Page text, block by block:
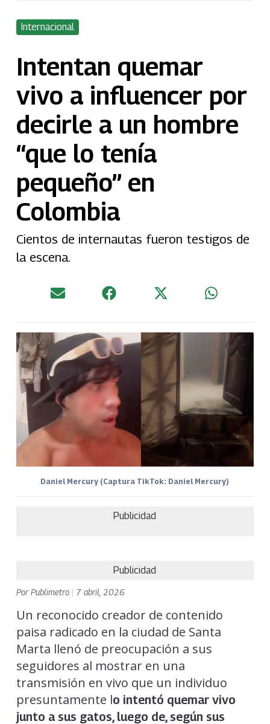
Internacional
Intentan quemar
vivo a influencer por
decirle a un hombre
“que lo tenía
pequeño” en
Colombia
Cientos de internautas fueron testigos de
la escena.
Daniel Mercury (Captura TikTok: Daniel Mercury)
Publicidad
Publicidad
PorPublimetro 7 abril, 2026
Un reconocido creador de contenido
paisa radicado en la ciudad de Santa
Marta llenó de preocupación a sus
seguidores al mostrar en una
transmisión en vivo que un individuo
presuntamente lo intentó quemar vivo
junto a sus gatos, luego de, según sus